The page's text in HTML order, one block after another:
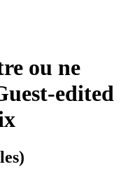
ou ne
edited